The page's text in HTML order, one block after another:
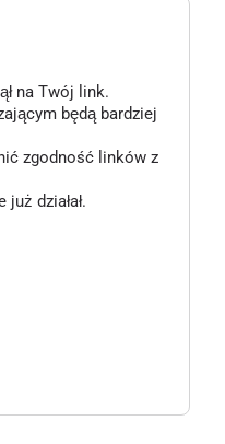
na Twój link.
będą bardziej
zgodność linków z
działał.